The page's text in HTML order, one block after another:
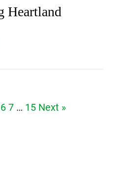
Heartland
Page
6 Page
7 … Page
15 Next »